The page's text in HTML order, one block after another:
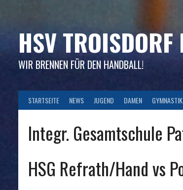
HSV TROISDORF
WIR BRENNEN FÜR DEN HANDBALL!
STARTSEITE NEWS JUGEND DAMEN
Integr. Gesamtschule
HSG Refrath/Hand vs